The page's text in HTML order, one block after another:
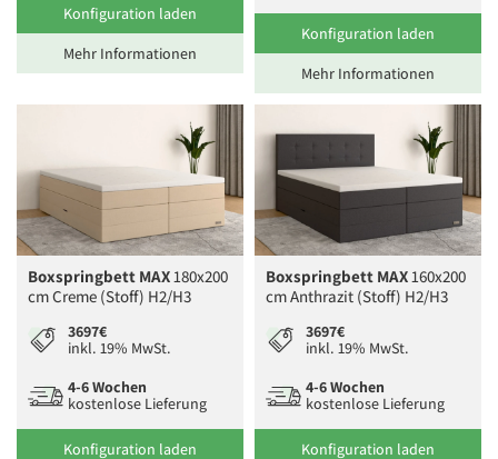
Konfiguration laden
Mehr Informationen
Konfiguration laden
Mehr Informationen
Boxspringbett MAX180x200
cm Creme (Stoff) H2/H3
3697€
inkl. 19% MwSt.
4-6 Wochen
kostenlose Lieferung
Konfiguration laden
Boxspringbett MAX160x200
cm Anthrazit (Stoff) H2/H3
3697€
inkl. 19% MwSt.
4-6 Wochen
kostenlose Lieferung
Konfiguration laden